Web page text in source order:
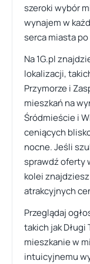
szeroki wybór
wynajem w
serca miasta
Na 1G.pl
lokalizacji,
Przymorze i
mieszkań na
Śródmieście i
ceniących
nocne. Jeśli
sprawdź oferty
kolei
atrakcyjnych
Przeglądaj
takich jak Długi
mieszkanie w
intuicyjnemu